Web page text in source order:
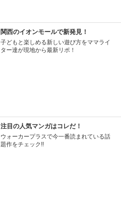
関西のイオンモールで新発見！
子どもと楽しめる新しい遊び方をママライ
ター達が現地から最新リポ！
注目の人気マンガはコレだ！
ウォーカープラスで今一番読まれている話
題作をチェック!!